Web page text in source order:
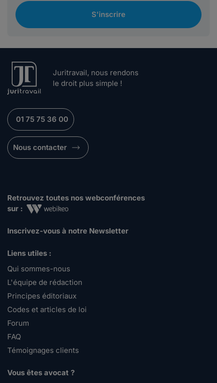
S'inscrire
Juritravail, nous rendons
le droit plus simple !
01 75 75 36 00
Nous contacter
Retrouvez toutes nos webconférences
sur :
Inscrivez-vous à notre Newsletter
Liens utiles :
Qui sommes-nous
L'équipe de rédaction
Principes éditoriaux
Codes et articles de loi
Forum
FAQ
Témoignages clients
Vous êtes avocat ?